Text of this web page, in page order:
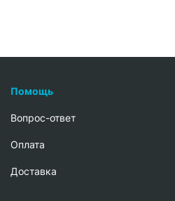
Помощь
Вопрос-ответ
Oплата
Доставка